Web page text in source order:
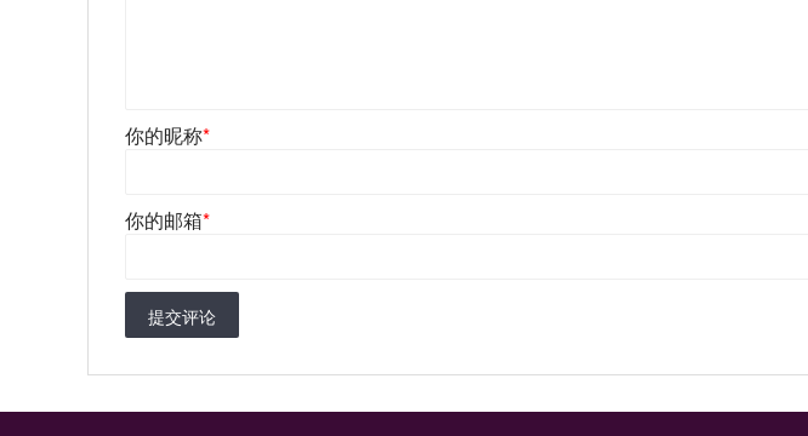
你的昵称*
你的邮箱*
提交评论